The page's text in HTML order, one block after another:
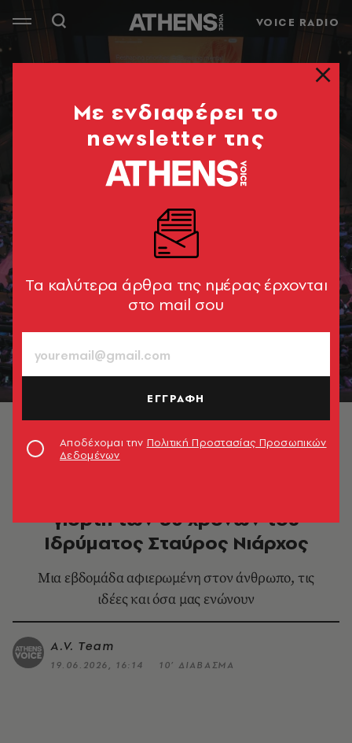
VOICE RADIO
γιορτή των 30 χρόνων του
Ιδρύματος Σταύρος Νιάρχος
Μια εβδομάδα αφιερωμένη στον άνθρωπο, τις
ιδέες και όσα μας ενώνουν
A.V. Team
19.06.2026, 16:14 10’ ΔΙΑΒΑΣΜΑ
Mε ενδιαφέρει το
newsletter της
Tα καλύτερα άρθρα της ημέρας έρχονται
στο mail σου
ΕΓΓΡΑΦΗ
Αποδέχομαι την Πολιτική Προστασίας Προσωπικών
Δεδομένων